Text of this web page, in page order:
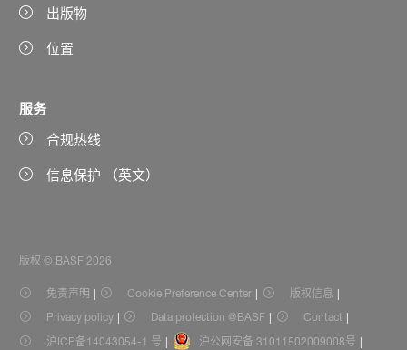
出版物
位置
服务
合规热线
信息保护 （英文）
版权 © BASF 2026
免责声明 Cookie Preference Center
版权信息
Privacy policy
Data protection @BASF
Contact
沪ICP备14043054-1 号
沪公网安备 31011502009008号